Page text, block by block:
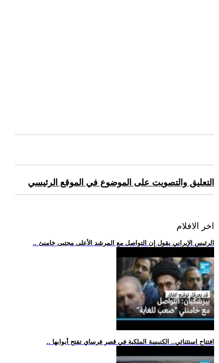
التعليق والتصويت على الموضوع في الموقع الرئيسي
اخر الافلام
.. الرئيس الإيراني يقول إن التواصل مع المرشد الأعلى مجتبى خامنئ
.. افتتاح استثنائي.. الكنيسة الملكية في قصر فرساي تفتح أبوابها